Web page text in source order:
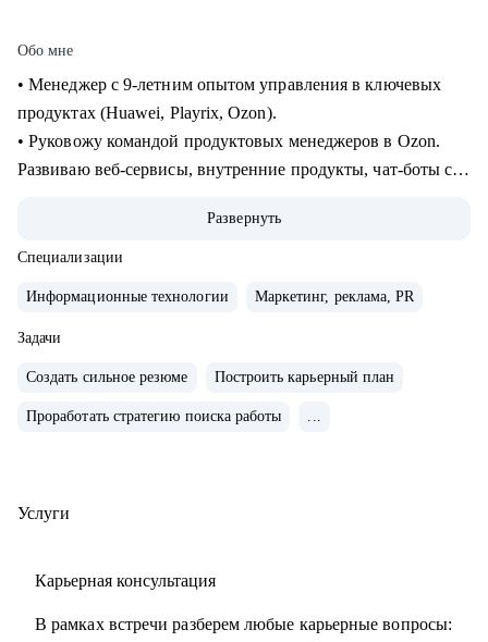
Обо мне
• Менеджер с 9-летним опытом управления в ключевых
продуктах (Huawei, Playrix, Ozon).
• Руковожу командой продуктовых менеджеров в Ozon.
Развиваю веб-сервисы, внутренние продукты, чат-боты с
• Внедряю использование данных, как продукт.
• Провел более 700 консультаций на карьерные и
• Вместе с подопечными составили более 300 резюме для
РФ и Европы.
• Мои клиенты нашли работу в Авито, Яндекс, Ozon,
команду
• консультирую команды для развития бизнесов
• с подготовкой к техническим собеседованиям.
Развернуть
Специализации
Информационные технологии Маркетинг, реклама, PR
Задачи
Создать сильное резюме Построить карьерный план
Проработать стратегию поиска работы ...
Услуги
Карьерная консультация
В рамках встречи разберем любые карьерные вопросы: